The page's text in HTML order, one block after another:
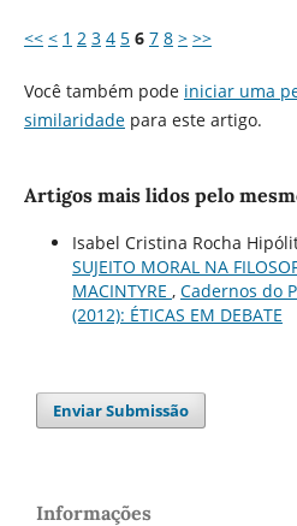
<< < 1 2 3 4 5 6 7 8 > >>
Você também pode iniciar uma
similaridadepara este artigo.
Artigos mais lidos pelo
Isabel Cristina Rocha
SUJEITO MORAL NA
MACINTYRE , Cadernos do
(2012): ÉTICAS EM DEBATE
Enviar Submissão
Informações